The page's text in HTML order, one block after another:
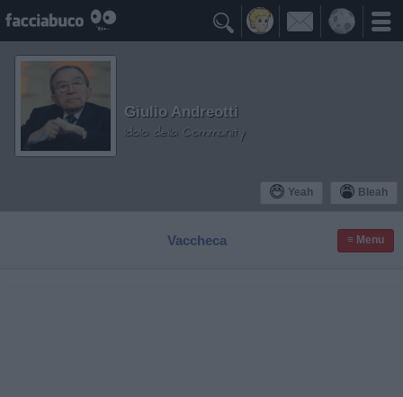

Yeah Bleah
Giulio Andreotti
Idolo della Community
Vaccheca ≡ Menu